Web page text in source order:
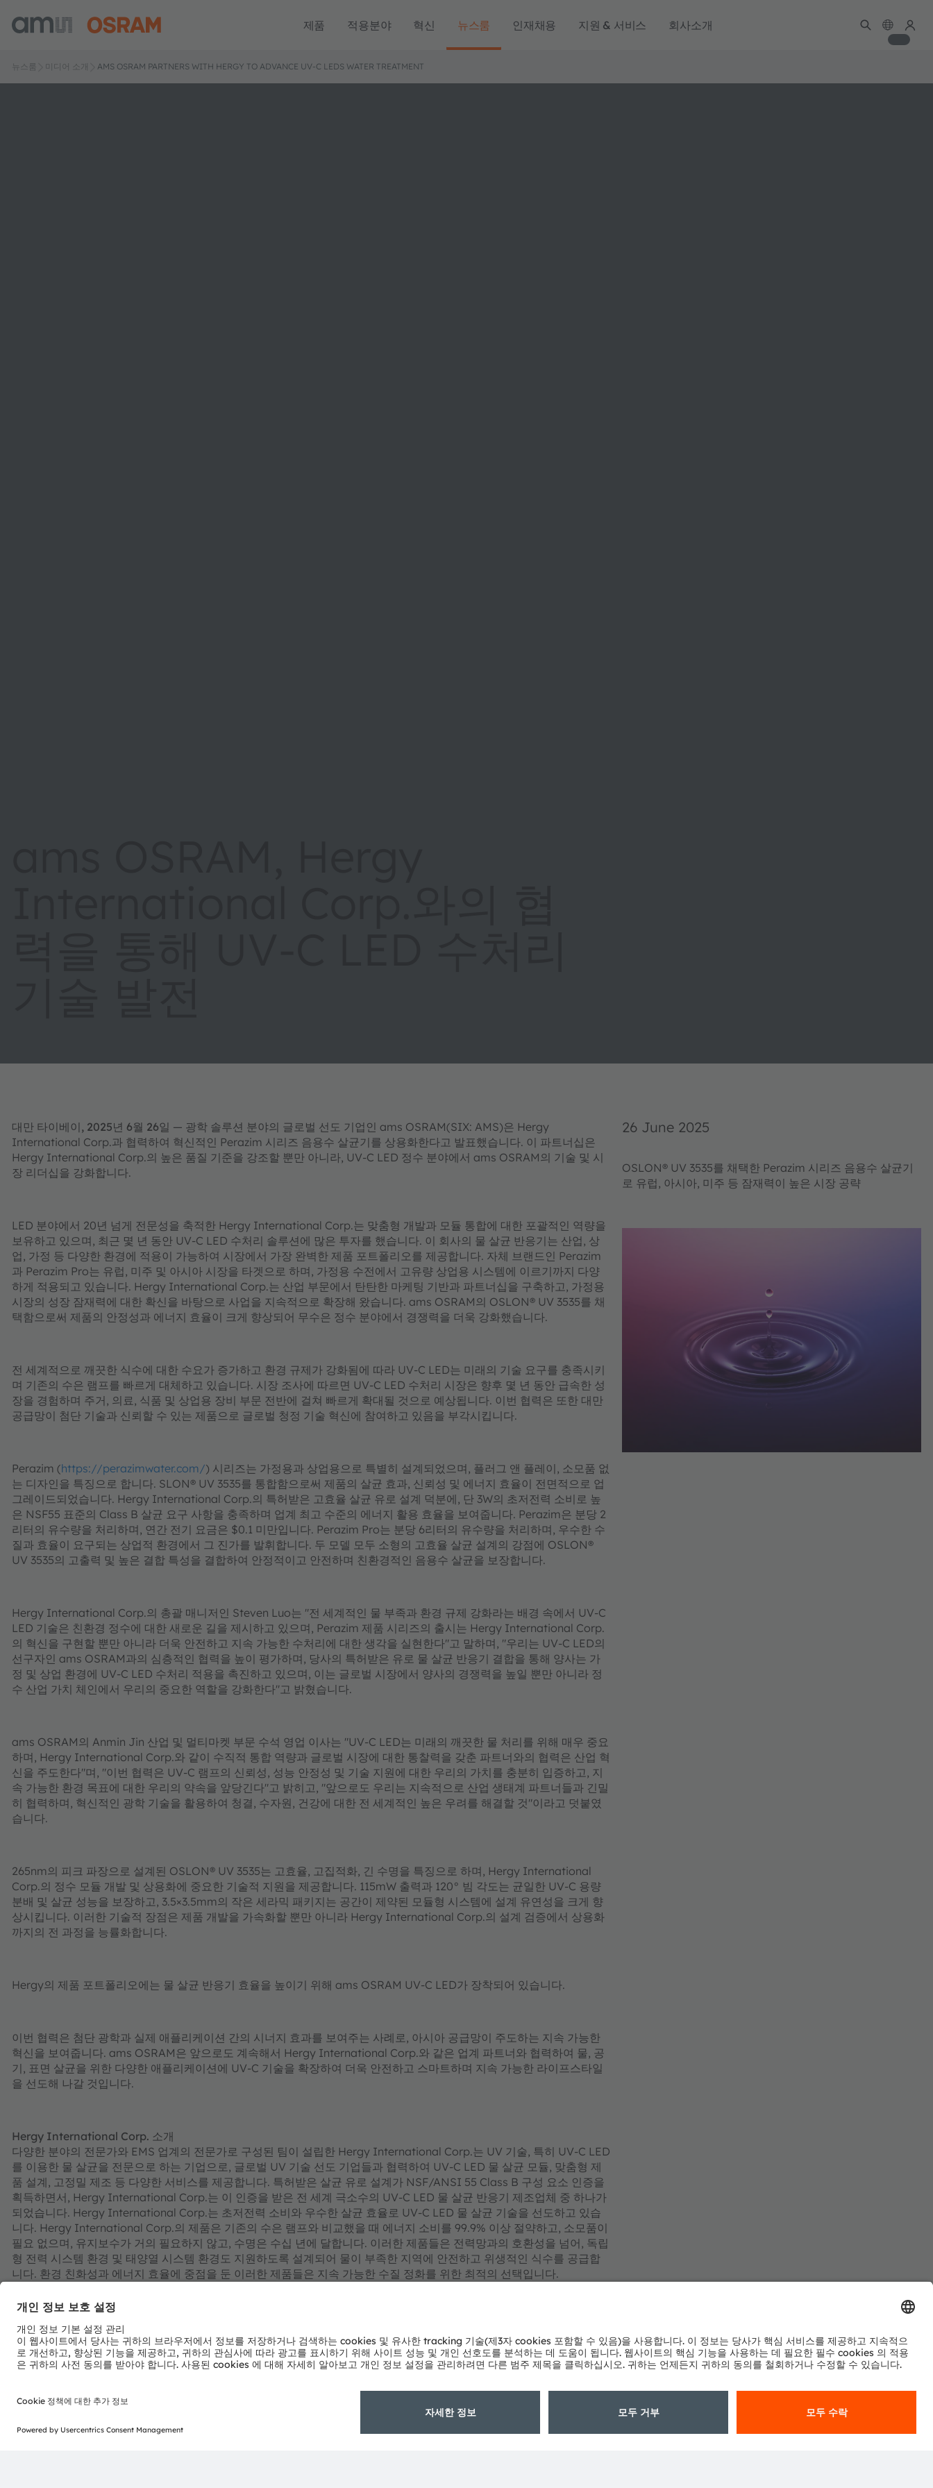
제품 적용분야 혁신 뉴스룸 인재채용 지원 & 서비스 회사소개
뉴스룸 미디어 소개 AMS OSRAM PARTNERS WITH HERGY TO ADVANCE UV-C LEDS WATER TREATMENT
대만 타이베이, 2025년 6월 26일 — 광학 솔루션 분야의 글로벌 선도 기업인 ams OSRAM(SIX: AMS)은 Hergy
International Corp.과 협력하여 혁신적인 Perazim 시리즈 음용수 살균기를 상용화한다고 발표했습니다. 이 파트너십은
Hergy International Corp.의 높은 품질 기준을 강조할 뿐만 아니라, UV-C LED 정수 분야에서 ams OSRAM의 기술 및 시
장 리더십을 강화합니다.
LED 분야에서 20년 넘게 전문성을 축적한 Hergy International Corp.는 맞춤형 개발과 모듈 통합에 대한 포괄적인 역량을
보유하고 있으며, 최근 몇 년 동안 UV-C LED 수처리 솔루션에 많은 투자를 했습니다. 이 회사의 물 살균 반응기는 산업, 상
업, 가정 등 다양한 환경에 적용이 가능하여 시장에서 가장 완벽한 제품 포트폴리오를 제공합니다. 자체 브랜드인 Perazim
과 Perazim Pro는 유럽, 미주 및 아시아 시장을 타겟으로 하며, 가정용 수전에서 고유량 상업용 시스템에 이르기까지 다양
하게 적용되고 있습니다. Hergy International Corp.는 산업 부문에서 탄탄한 마케팅 기반과 파트너십을 구축하고, 가정용
시장의 성장 잠재력에 대한 확신을 바탕으로 사업을 지속적으로 확장해 왔습니다. ams OSRAM의 OSLON® UV 3535를 채
택함으로써 제품의 안정성과 에너지 효율이 크게 향상되어 무수은 정수 분야에서 경쟁력을 더욱 강화했습니다.
전 세계적으로 깨끗한 식수에 대한 수요가 증가하고 환경 규제가 강화됨에 따라 UV-C LED는 미래의 기술 요구를 충족시키
며 기존의 수은 램프를 빠르게 대체하고 있습니다. 시장 조사에 따르면 UV-C LED 수처리 시장은 향후 몇 년 동안 급속한 성
장을 경험하며 주거, 의료, 식품 및 상업용 장비 부문 전반에 걸쳐 빠르게 확대될 것으로 예상됩니다. 이번 협력은 또한 대만
공급망이 첨단 기술과 신뢰할 수 있는 제품으로 글로벌 청정 기술 혁신에 참여하고 있음을 부각시킵니다.
Perazim (https://perazimwater.com/) 시리즈는 가정용과 상업용으로 특별히 설계되었으며, 플러그 앤 플레이, 소모품 없
는 디자인을 특징으로 합니다. SLON® UV 3535를 통합함으로써 제품의 살균 효과, 신뢰성 및 에너지 효율이 전면적으로 업
그레이드되었습니다. Hergy International Corp.의 특허받은 고효율 살균 유로 설계 덕분에, 단 3W의 초저전력 소비로 높
은 NSF55 표준의 Class B 살균 요구 사항을 충족하며 업계 최고 수준의 에너지 활용 효율을 보여줍니다. Perazim은 분당 2
리터의 유수량을 처리하며, 연간 전기 요금은 $0.1 미만입니다. Perazim Pro는 분당 6리터의 유수량을 처리하며, 우수한 수
질과 효율이 요구되는 상업적 환경에서 그 진가를 발휘합니다. 두 모델 모두 소형의 고효율 살균 설계의 강점에 OSLON®
UV 3535의 고출력 및 높은 결합 특성을 결합하여 안정적이고 안전하며 친환경적인 음용수 살균을 보장합니다.
Hergy International Corp.의 총괄 매니저인 Steven Luo는 "전 세계적인 물 부족과 환경 규제 강화라는 배경 속에서 UV-C
LED 기술은 친환경 정수에 대한 새로운 길을 제시하고 있으며, Perazim 제품 시리즈의 출시는 Hergy International Corp.
의 혁신을 구현할 뿐만 아니라 더욱 안전하고 지속 가능한 수처리에 대한 생각을 실현한다"고 말하며, "우리는 UV-C LED의
선구자인 ams OSRAM과의 심층적인 협력을 높이 평가하며, 당사의 특허받은 유로 물 살균 반응기 결합을 통해 양사는 가
정 및 상업 환경에 UV-C LED 수처리 적용을 촉진하고 있으며, 이는 글로벌 시장에서 양사의 경쟁력을 높일 뿐만 아니라 정
수 산업 가치 체인에서 우리의 중요한 역할을 강화한다"고 밝혔습니다.
ams OSRAM의 Anmin Jin 산업 및 멀티마켓 부문 수석 영업 이사는 "UV-C LED는 미래의 깨끗한 물 처리를 위해 매우 중요
하며, Hergy International Corp.와 같이 수직적 통합 역량과 글로벌 시장에 대한 통찰력을 갖춘 파트너와의 협력은 산업 혁
신을 주도한다"며, "이번 협력은 UV-C 램프의 신뢰성, 성능 안정성 및 기술 지원에 대한 우리의 가치를 충분히 입증하고, 지
속 가능한 환경 목표에 대한 우리의 약속을 앞당긴다"고 밝히고, "앞으로도 우리는 지속적으로 산업 생태계 파트너들과 긴밀
히 협력하며, 혁신적인 광학 기술을 활용하여 청결, 수자원, 건강에 대한 전 세계적인 높은 우려를 해결할 것"이라고 덧붙였
습니다.
265nm의 피크 파장으로 설계된 OSLON® UV 3535는 고효율, 고집적화, 긴 수명을 특징으로 하며, Hergy International
Corp.의 정수 모듈 개발 및 상용화에 중요한 기술적 지원을 제공합니다. 115mW 출력과 120° 빔 각도는 균일한 UV-C 용량
분배 및 살균 성능을 보장하고, 3.5×3.5mm의 작은 세라믹 패키지는 공간이 제약된 모듈형 시스템에 설계 유연성을 크게 향
상시킵니다. 이러한 기술적 장점은 제품 개발을 가속화할 뿐만 아니라 Hergy International Corp.의 설계 검증에서 상용화
까지의 전 과정을 능률화합니다.
Hergy의 제품 포트폴리오에는 물 살균 반응기 효율을 높이기 위해 ams OSRAM UV-C LED가 장착되어 있습니다.
이번 협력은 첨단 광학과 실제 애플리케이션 간의 시너지 효과를 보여주는 사례로, 아시아 공급망이 주도하는 지속 가능한
혁신을 보여줍니다. ams OSRAM은 앞으로도 계속해서 Hergy International Corp.와 같은 업계 파트너와 협력하여 물, 공
기, 표면 살균을 위한 다양한 애플리케이션에 UV-C 기술을 확장하여 더욱 안전하고 스마트하며 지속 가능한 라이프스타일
을 선도해 나갈 것입니다.
Hergy International Corp. 소개
다양한 분야의 전문가와 EMS 업계의 전문가로 구성된 팀이 설립한 Hergy International Corp.는 UV 기술, 특히 UV-C LED
를 이용한 물 살균을 전문으로 하는 기업으로, 글로벌 UV 기술 선도 기업들과 협력하여 UV-C LED 물 살균 모듈, 맞춤형 제
품 설계, 고정밀 제조 등 다양한 서비스를 제공합니다. 특허받은 살균 유로 설계가 NSF/ANSI 55 Class B 구성 요소 인증을
획득하면서, Hergy International Corp.는 이 인증을 받은 전 세계 극소수의 UV-C LED 물 살균 반응기 제조업체 중 하나가
되었습니다. Hergy International Corp.는 초저전력 소비와 우수한 살균 효율로 UV-C LED 물 살균 기술을 선도하고 있습
니다. Hergy International Corp.의 제품은 기존의 수은 램프와 비교했을 때 에너지 소비를 99.9% 이상 절약하고, 소모품이
필요 없으며, 유지보수가 거의 필요하지 않고, 수명은 수십 년에 달합니다. 이러한 제품들은 전력망과의 호환성을 넘어, 독립
형 전력 시스템 환경 및 태양열 시스템 환경도 지원하도록 설계되어 물이 부족한 지역에 안전하고 위생적인 식수를 공급합
니다. 환경 친화성과 에너지 효율에 중점을 둔 이러한 제품들은 지속 가능한 수질 정화를 위한 최적의 선택입니다.
ams OSRAM 소개
110년 이상 축적된 업계 경험을 바탕으로 엔지니어링 우수성과 글로벌 제조 능력을 통해 최첨단 혁신에 대한 열정을 실현해
나가고 있습니다. 조명, 시각화, 센싱 분야의 한계를 뛰어넘는 신기술 개발에 대한 ams OSRAM의 약속은 자동차, 산업, 의
26 June 2025
OSLON® UV 3535를 채택한 Perazim 시리즈 음용수 살균기
로 유럽, 아시아, 미주 등 잠재력이 높은 시장 공략